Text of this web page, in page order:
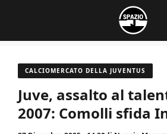
contenuto
CALCIOMERCATO DELLA JUVENTUS
Juve, assalto al
2007: Comolli sfida